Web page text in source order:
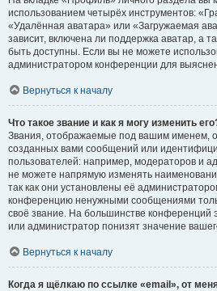
использованием четырёх инструментов:
«Удалённая аватара» или «Загружаемая
зависит, включена ли поддержка аватар, а
быть доступны. Если вы не можете
администратором конференции для
Вернуться к началу
Что такое звание и как я могу изменить
Звания, отображаемые под вашим именем,
созданных вами сообщений или
пользователей: например, модераторов и
не можете напрямую изменять
так как они установлены её
конференцию ненужными сообщениями
своё звание. На большинстве конференций
или администратор понизят значение
Вернуться к началу
Когда я щёлкаю по ссылке «email», от